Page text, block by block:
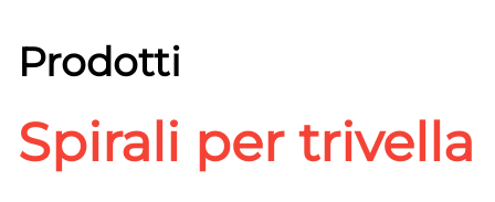
Prodotti
Spirali per trivella